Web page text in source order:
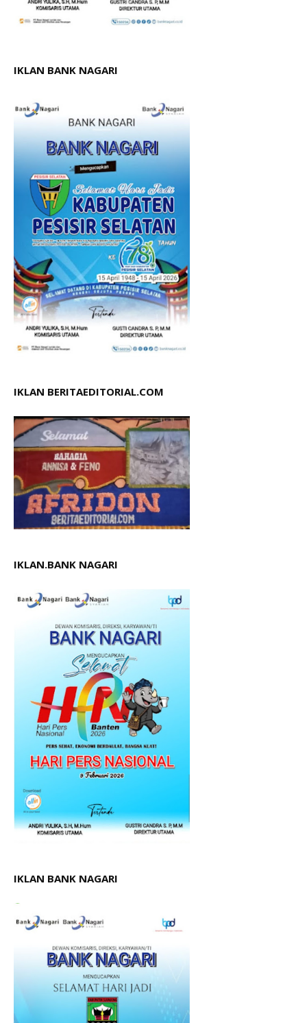
IKLAN BANK NAGARI
IKLAN BERITAEDITORIAL.COM
IKLAN.BANK NAGARI
IKLAN BANK NAGARI